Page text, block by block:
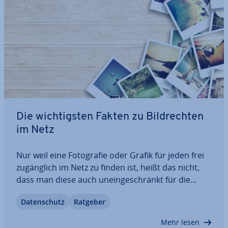
Die wich­tigs­ten Fakten zu Bild­rech­ten
im Netz
Nur weil eine Fo­to­gra­fie oder Grafik für jeden frei
zu­gäng­lich im Netz zu finden ist, heißt das nicht,
dass man diese auch un­ein­ge­schränkt für die
wil­li­gung des Urhebers und die Zahlung von Li­
Da­ten­schutz Ratgeber
Mehr lesen